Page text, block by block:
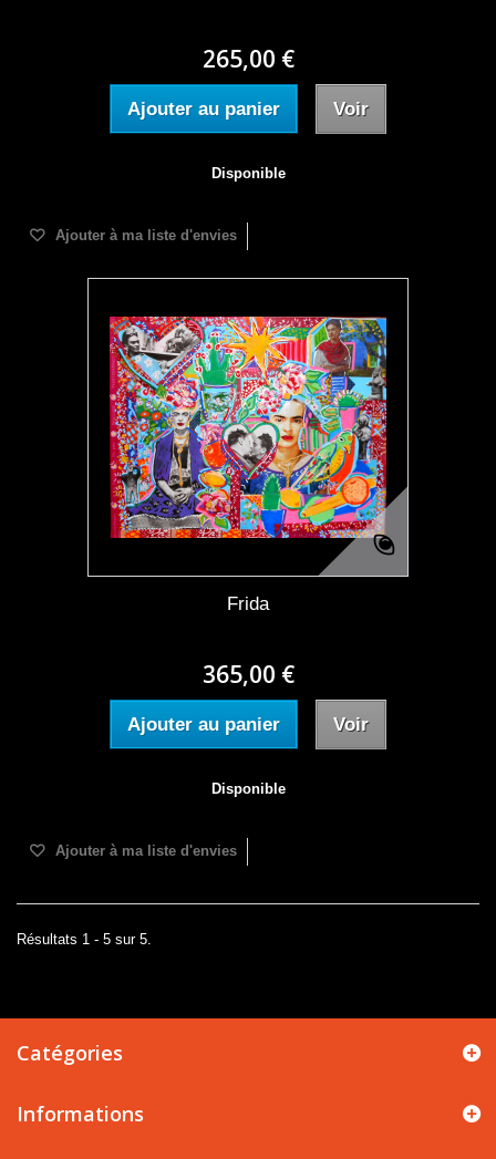
265,00 €
Ajouter au panier Voir
Disponible
Ajouter à ma liste d'envies
Frida
365,00 €
Ajouter au panier Voir
Disponible
Ajouter à ma liste d'envies
Résultats 1 - 5 sur 5.
Catégories
Informations